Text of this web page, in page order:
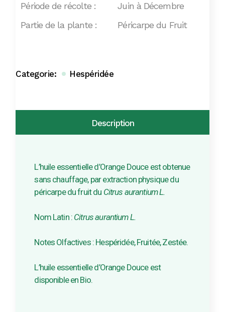
Période de récolte :
Juin à Décembre
Partie de la plante :
Péricarpe du Fruit
Categorie: Hespéridée
Description
L’huile essentielle d’Orange Douce est obtenue
sans chauffage, par extraction physique du
péricarpe du fruit du Citrus aurantium L.
Nom Latin : Citrus aurantium L.
Notes Olfactives : Hespéridée, Fruitée, Zestée.
L’huile essentielle d’Orange Douce est
disponible en Bio.